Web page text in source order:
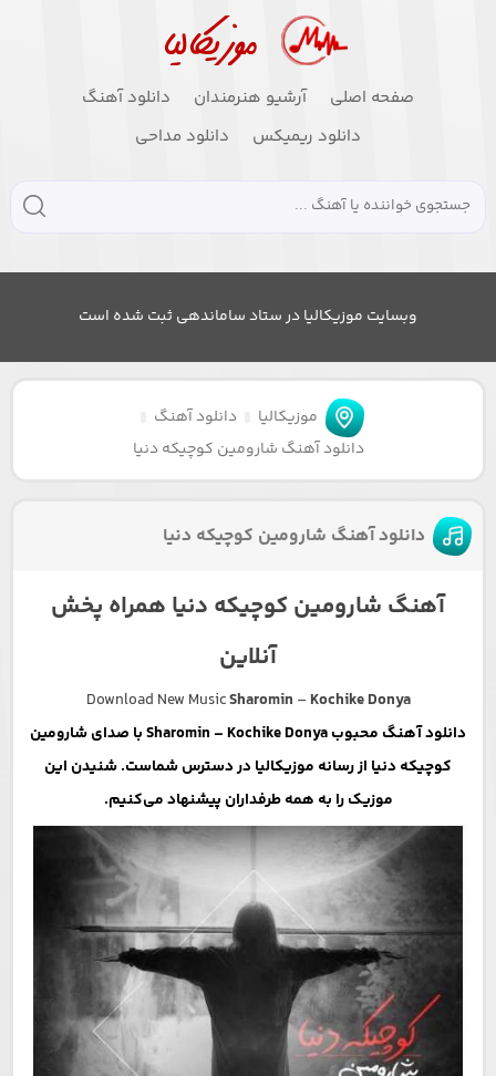
صفحه اصلی آرشیو هنرمندان
دانلود آهنگ
دانلود ریمیکس
دانلود مداحی
وبسایت موزیکالیا در ستاد ساماندهی ثبت شده است
موزیکالیا
دانلود آهنگ
دانلود آهنگ شارومین کوچیکه دنیا
دانلود آهنگ شارومین کوچیکه دنیا
آهنگ شارومین کوچیکه دنیا همراه پخش
آنلاین
Download New MusicSharomin – Kochike Donya
دانلود آهنگ محبوب Sharomin – Kochike Donya با صدای شارومین
کوچیکه دنیا از رسانه موزیکالیا در دسترس شماست. شنیدن این
موزیک را به همه طرفداران پیشنهاد می‌کنیم.